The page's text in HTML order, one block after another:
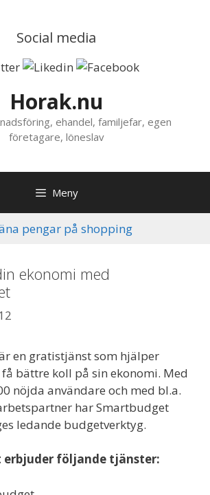
Social media
Horak.nu
ehandel, familjefar, egen
företagare, löneslav
Meny
ekonomi med
en gratistjänst som hjälper
bättre koll på sin ekonomi. Med
nöjda användare och med bl.a.
har Smartbudget
ledande budgetverktyg.
erbjuder följande tjänster: